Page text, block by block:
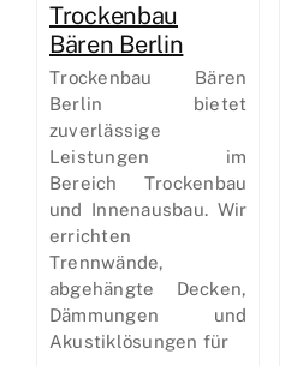
Trockenbau
Bären Berlin
Trockenbau Bären
Berlin bietet
zuverlässige
Leistungen im
Bereich Trockenbau
und Innenausbau. Wir
errichten
Trennwände,
abgehängte Decken,
Dämmungen und
Akustiklösungen für